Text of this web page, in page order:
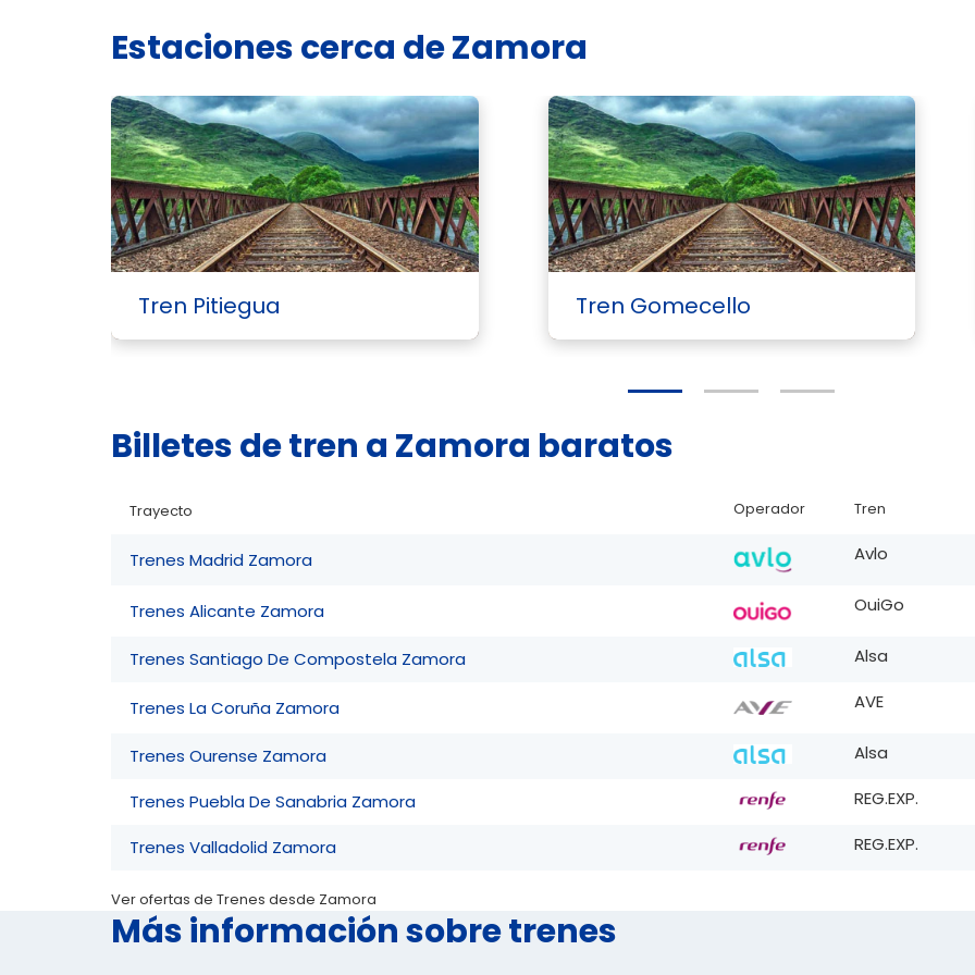
Estaciones cerca de Zamora
Tren Pitiegua Tren Gomecello
Billetes de tren a Zamora baratos
Trayecto Operador Tren
Trenes Madrid Zamora Avlo
Trenes Alicante Zamora OuiGo
Trenes Santiago De Compostela Zamora Alsa
Trenes La Coruña Zamora AVE
Trenes Ourense Zamora Alsa
Trenes Puebla De Sanabria Zamora REG.EXP.
Trenes Valladolid Zamora REG.EXP.
Ver ofertas de Trenes desde Zamora
Más información sobre trenes